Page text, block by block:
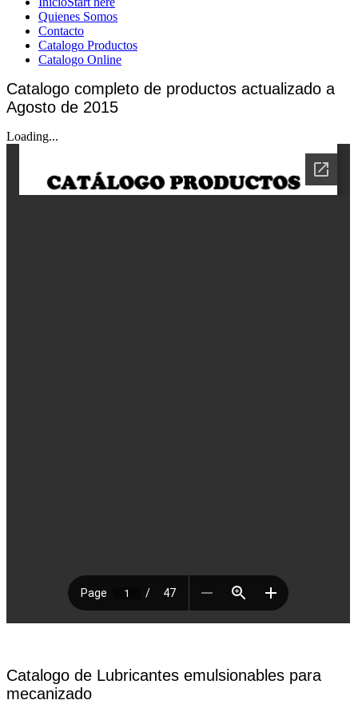
Quienes Somos
Contacto
Catalogo Productos
Catalogo Online
Catalogo completo de productos actualizado a
Agosto de 2015
Loading...
Catalogo de Lubricantes emulsionables para
mecanizado